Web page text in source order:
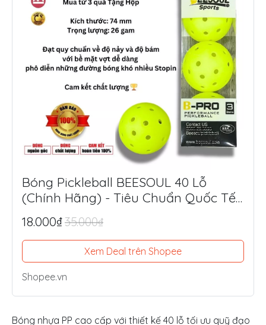
Bóng Pickleball BEESOUL 40 Lỗ
(Chính Hãng) - Tiêu Chuẩn Quốc Tế,
Chuyên Thi Đấu & Tập Luyện Ngoài
Trời
18.000₫35.000₫
Xem Deal trên Shopee
Shopee.vn
Bóng nhựa PP cao cấp với thiết kế 40 lỗ tối ưu quỹ đạo